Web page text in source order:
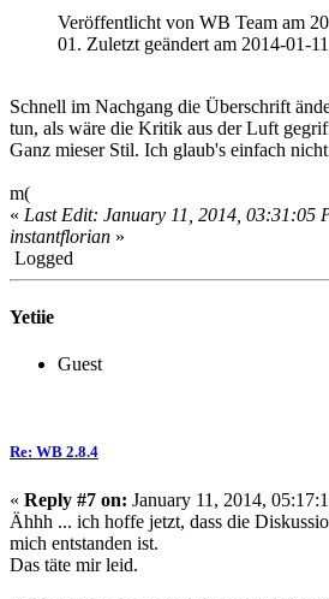
Veröffentlicht von WB Team am
01. Zuletzt geändert am 2014-01-
Schnell im Nachgang die Überschrift
tun, als wäre die Kritik aus der Luft
Ganz mieser Stil. Ich glaub's einfach
m(
« Last Edit: January 11, 2014, 03:31:05
instantflorian »
Logged
Yetiie
Guest
Re: WB 2.8.4
« Reply #7 on: January 11, 2014,
Ähhh ... ich hoffe jetzt, dass die
mich entstanden ist.
Das täte mir leid.